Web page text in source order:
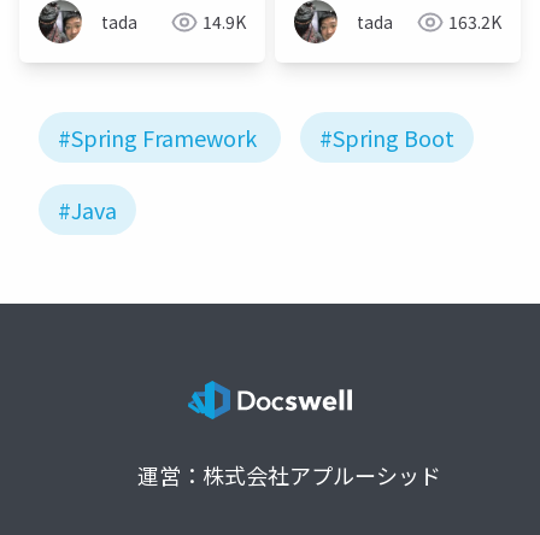
tada 14.9K tada 163.2K
#Spring Framework #Spring Boot
#Java
運営：株式会社アプルーシッド